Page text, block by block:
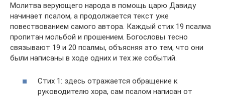
Молитва верующего народа в помощь царю Давиду
начинает псалом, а продолжается текст уже
повествованием самого автора. Каждый стих 19 псалма
пропитан мольбой и прошением. Богословы тесно
связывают 19 и 20 псалмы, объясняя это тем, что они
были написаны в ходе одних и тех же событий.
Стих 1: здесь отражается обращение к
руководителю хора, сам псалом написан от